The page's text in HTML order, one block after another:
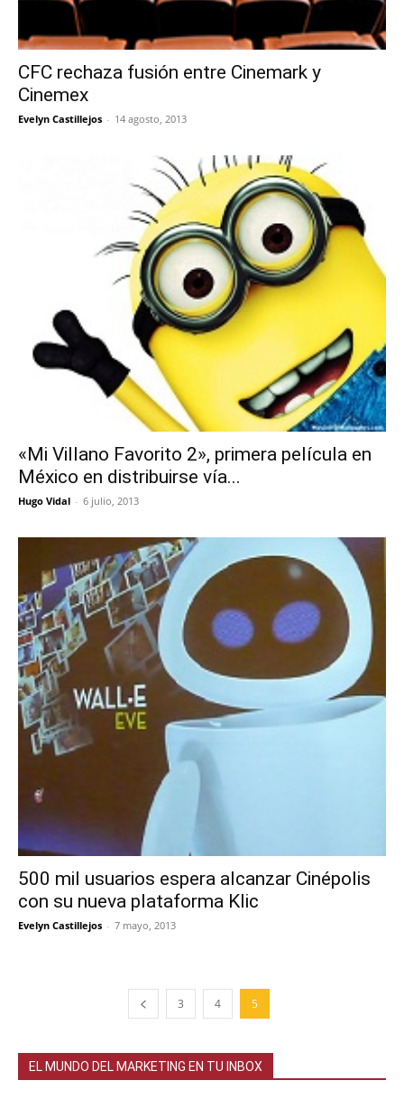
CFC rechaza fusión entre Cinemark y
Cinemex
Evelyn Castillejos - 14 agosto, 2013
«Mi Villano Favorito 2», primera película en
México en distribuirse vía...
Hugo Vidal - 6 julio, 2013
500 mil usuarios espera alcanzar Cinépolis
con su nueva plataforma Klic
Evelyn Castillejos - 7 mayo, 2013
3 4 5
EL MUNDO DEL MARKETING EN TU INBOX